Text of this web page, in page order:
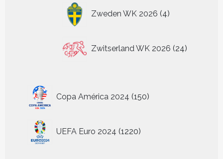
Zweden WK 2026 4
producten
Zwitserland WK 2026 24
producten
Copa América 2024 150
producten
UEFA Euro 2024 1220
producten